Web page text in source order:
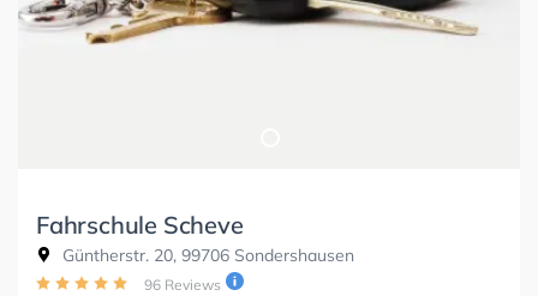
Fahrschule Scheve
Güntherstr. 20, 99706 Sondershausen
96 Reviews